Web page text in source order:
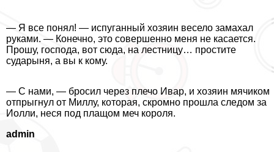
— Я все понял! — испуганный хозяин весело замахал
руками. — Конечно, это совершенно меня не касается.
Прошу, господа, вот сюда, на лестницу… простите
сударыня, а вы к кому.
— С нами, — бросил через плечо Ивар, и хозяин мячиком
отпрыгнул от Миллу, которая, скромно прошла следом за
Иолли, неся под плащом меч короля.
admin